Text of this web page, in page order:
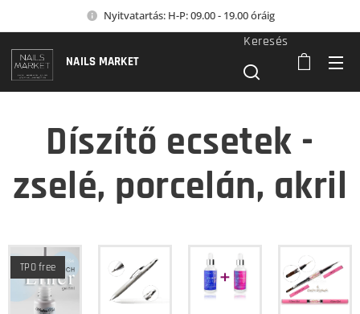
Nyitvatartás: H-P: 09.00 - 19.00 óráig
NAILS MARKET
Keresés
Díszítő ecsetek -
zselé, porcelán, akril
TPO free